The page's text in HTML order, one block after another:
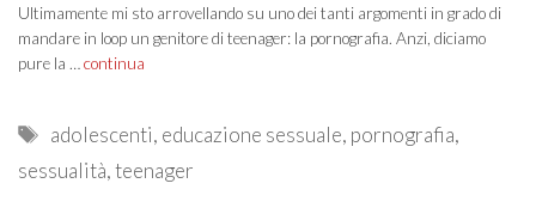
Ultimamente mi sto arrovellando su uno dei tanti argomenti in grado di
mandare in loop un genitore di teenager: la pornografia. Anzi, diciamo
pure la … continua
Tags
adolescenti, educazione sessuale, pornografia,
sessualità,teenager